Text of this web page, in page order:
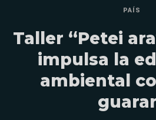
PAÍS
Taller “Petei
impulsa la
ambiental